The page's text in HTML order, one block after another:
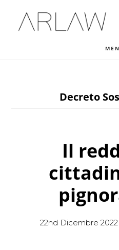
Decreto
Il
22nd Dicembre 2022